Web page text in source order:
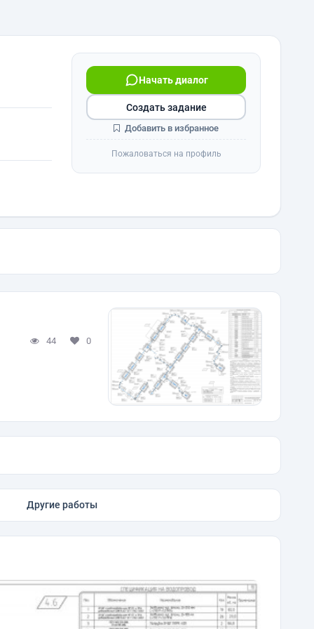
Начать диалог
Создать задание
Добавить в избранное
Пожаловаться на профиль
44 0
Другие работы